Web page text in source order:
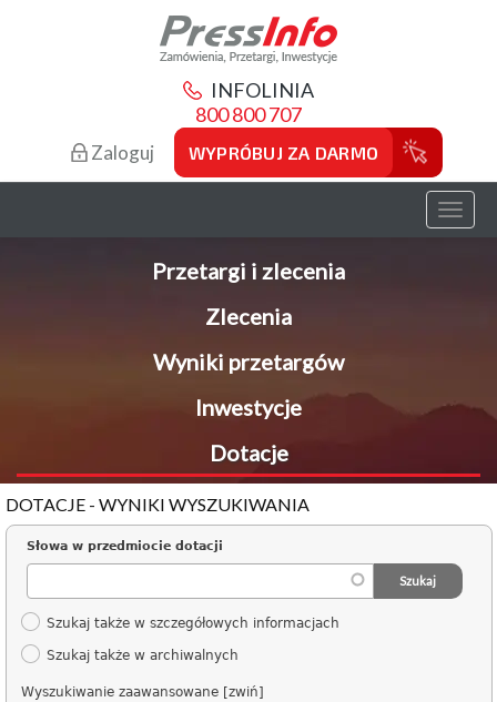
INFOLINIA
800 800 707
Zaloguj WYPRÓBUJ ZA DARMO
Toggle
Przetargi i zlecenia
Zlecenia
Wyniki przetargów
Inwestycje
Dotacje
DOTACJE - WYNIKI WYSZUKIWANIA
Słowa w przedmiocie dotacji
Szukaj także w szczegółowych informacjach
Szukaj także w archiwalnych
Wyszukiwanie zaawansowane [zwiń]